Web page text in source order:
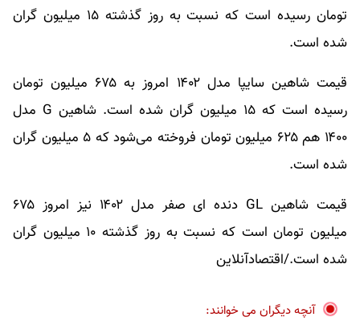
تومان رسیده است که نسبت به روز گذشته ۱۵ میلیون گران
شده است.
قیمت شاهین سایپا مدل ۱۴۰۲ امروز به ۶۷۵ میلیون تومان
رسیده است که ۱۵ میلیون گران شده است. شاهین G مدل
۱۴۰۰ هم ۶۲۵ میلیون تومان فروخته می‌شود که ۵ میلیون گران
شده است.
قیمت شاهین GL دنده ای صفر مدل ۱۴۰۲ نیز امروز ۶۷۵
میلیون تومان است که نسبت به روز گذشته ۱۰ میلیون گران
شده است./اقتصادآنلاین
آنچه دیگران می خوانند: